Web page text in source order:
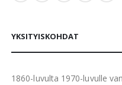
YKSITYISKOHDAT
1860-luvulta 1970-luvulle